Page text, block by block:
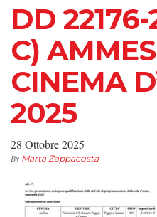
DD
C)
CINEMA
2025
28 Ottobre 2025
By Marta Zappacosta